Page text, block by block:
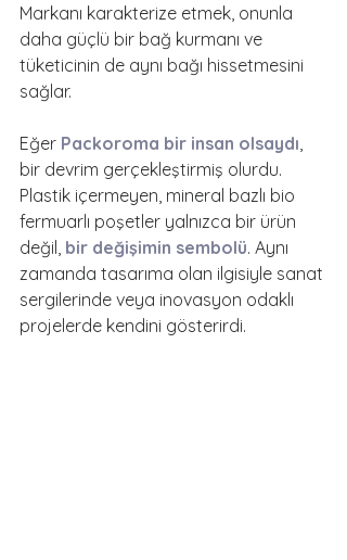
Markanı karakterize etmek, onunla
daha güçlü bir bağ kurmanı ve
tüketicinin de aynı bağı hissetmesini
sağlar.
Eğer Packoroma bir insan olsaydı,
bir devrim gerçekleştirmiş olurdu.
Plastik içermeyen, mineral bazlı bio
fermuarlı poşetler yalnızca bir ürün
değil, bir değişimin sembolü. Aynı
zamanda tasarıma olan ilgisiyle sanat
sergilerinde veya inovasyon odaklı
projelerde kendini gösterirdi.